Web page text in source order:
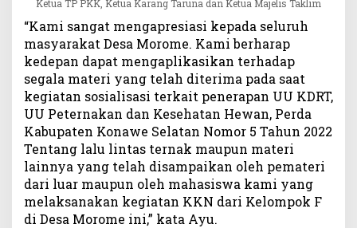
Ketua TP PKK, Ketua Karang Taruna dan Ketua Majelis Taklim
“Kami sangat mengapresiasi kepada seluruh
masyarakat Desa Morome. Kami berharap
kedepan dapat mengaplikasikan terhadap
segala materi yang telah diterima pada saat
kegiatan sosialisasi terkait penerapan UU KDRT,
UU Peternakan dan Kesehatan Hewan, Perda
Kabupaten Konawe Selatan Nomor 5 Tahun 2022
Tentang lalu lintas ternak maupun materi
lainnya yang telah disampaikan oleh pemateri
dari luar maupun oleh mahasiswa kami yang
melaksanakan kegiatan KKN dari Kelompok F
di Desa Morome ini,” kata Ayu.